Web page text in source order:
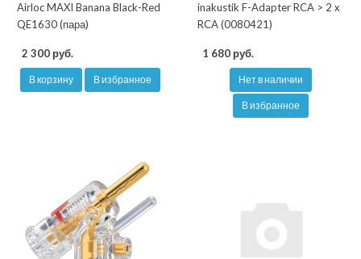
Airloc MAXI Banana Black-Red
QE1630 (пара)
2 300 руб.
В корзину В избранное
inakustik F-Adapter RCA > 2 x
RCA (0080421)
1 680 руб.
Нет в наличии
В избранное